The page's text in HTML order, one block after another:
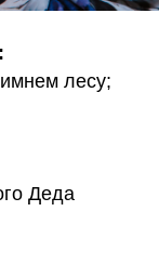
лесу;
Деда